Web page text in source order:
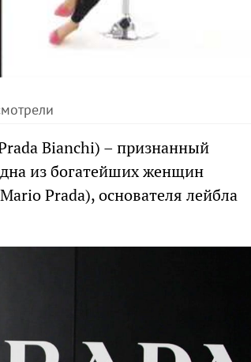
Bianchi) – признанный
из богатейших женщин
Prada), основателя лейбла